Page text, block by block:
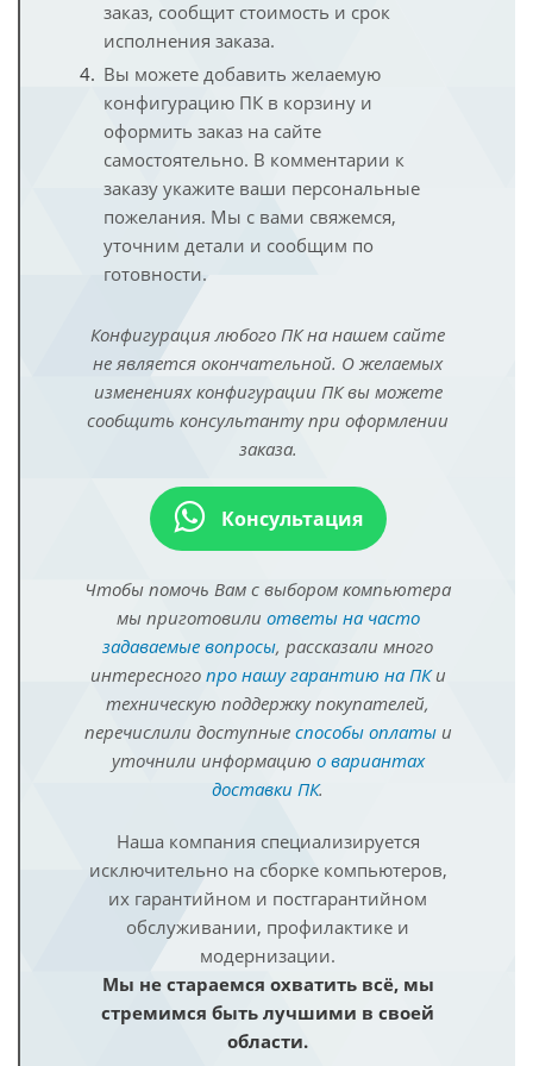
заказ, сообщит стоимость и срок
исполнения заказа.
Вы можете добавить желаемую
конфигурацию ПК в корзину и
оформить заказ на сайте
самостоятельно. В комментарии к
заказу укажите ваши персональные
пожелания. Мы с вами свяжемся,
уточним детали и сообщим по
готовности.
Конфигурация любого ПК на нашем сайте
не является окончательной. О желаемых
изменениях конфигурации ПК вы можете
сообщить консультанту при оформлении
заказа.
Консультация
Чтобы помочь Вам с выбором компьютера
мы приготовили ответы на часто
задаваемые вопросы, рассказали много
интересного про нашу гарантию на ПКи
техническую поддержку покупателей,
перечислили доступные способы оплатыи
уточнили информацию о вариантах
доставки ПК.
Наша компания специализируется
исключительно на сборке компьютеров,
их гарантийном и постгарантийном
обслуживании, профилактике и
модернизации.
Мы не стараемся охватить всё, мы
стремимся быть лучшими в своей
области.